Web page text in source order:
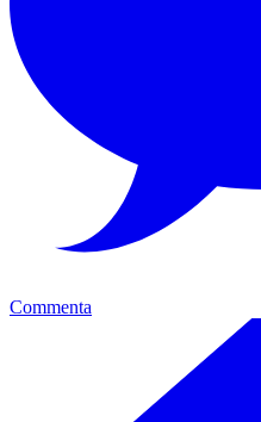
Commenta